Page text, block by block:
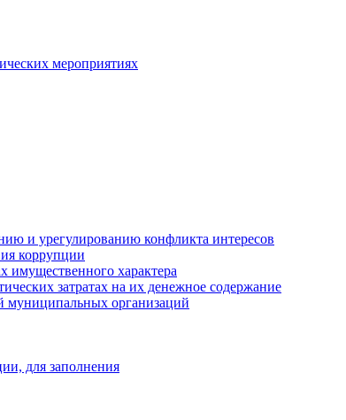
мероприятиях
и урегулированию конфликта интересов
коррупции
имущественного характера
затратах на их денежное содержание
муниципальных организаций
для заполнения